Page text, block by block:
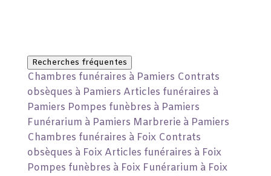
Recherches fréquentes
Chambres funéraires à Pamiers Contrats
obsèques à Pamiers Articles funéraires à
Pamiers Pompes funèbres à Pamiers
Funérarium à Pamiers Marbrerie à Pamiers
Chambres funéraires à Foix Contrats
obsèques à Foix Articles funéraires à Foix
Pompes funèbres à Foix Funérarium à Foix